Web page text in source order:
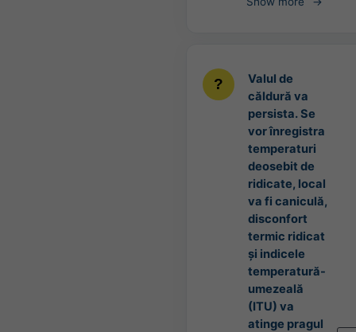
Valul de
căldură va
persista. Se
vor înregistra
temperaturi
deosebit de
ridicate, local
va fi caniculă,
disconfort
termic ridicat
și indicele
temperatură-
umezeală
(ITU) va
atinge pragul